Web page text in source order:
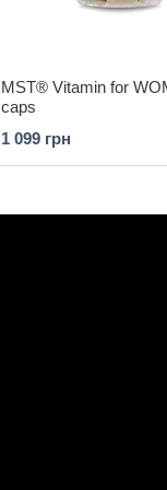
MST® Vitamin for
caps
1 099 грн